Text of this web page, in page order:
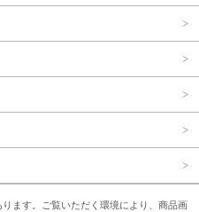
ます。ご覧いただく環境により、商品画